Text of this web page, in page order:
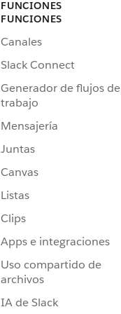
FUNCIONES
FUNCIONES
Canales
Slack Connect
Generador de flujos de
trabajo
Mensajería
Juntas
Canvas
Listas
Clips
Apps e integraciones
Uso compartido de
archivos
IA de Slack